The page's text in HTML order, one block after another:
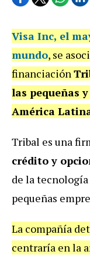
Visa Inc, el
mundo, se
financiación
las pequeñas
América
Tribal es una
crédito y
de la tecnología
pequeñas
La compañía
centraría en la